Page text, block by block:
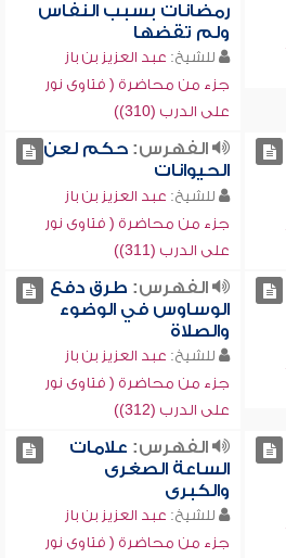
رمضانات بسبب النفاس
ولم تقضها
للشيخ: عبد العزيز بن باز
جزء من محاضرة ( فتاوى نور
على الدرب (310))
الفهرس:حكم لعن
الحيوانات
للشيخ: عبد العزيز بن باز
جزء من محاضرة ( فتاوى نور
على الدرب (311))
الفهرس: طرق دفع
الوساوس في الوضوء
والصلاة
للشيخ: عبد العزيز بن باز
جزء من محاضرة ( فتاوى نور
على الدرب (312))
الفهرس: علامات
الساعة الصغرى
والكبرى
للشيخ: عبد العزيز بن باز
جزء من محاضرة ( فتاوى نور